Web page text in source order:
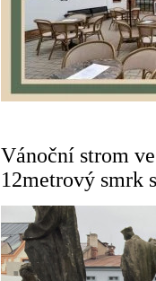
Vánoční strom
12metrový smrk